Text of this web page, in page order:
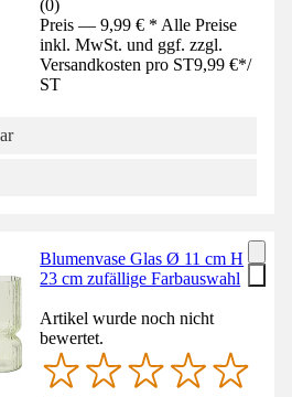
(0)
Preis — 9,99 € * Alle Preise
inkl. MwSt. und ggf. zzgl.
Versandkosten pro ST9,99 €*/
ST
Blumenvase Glas Ø 11 cm H
23 cm zufällige Farbauswahl
Artikel wurde noch nicht
bewertet.